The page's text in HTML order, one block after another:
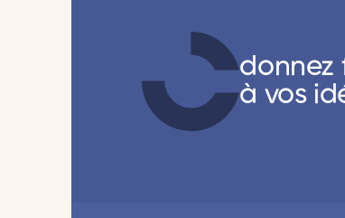
donnez
à vos